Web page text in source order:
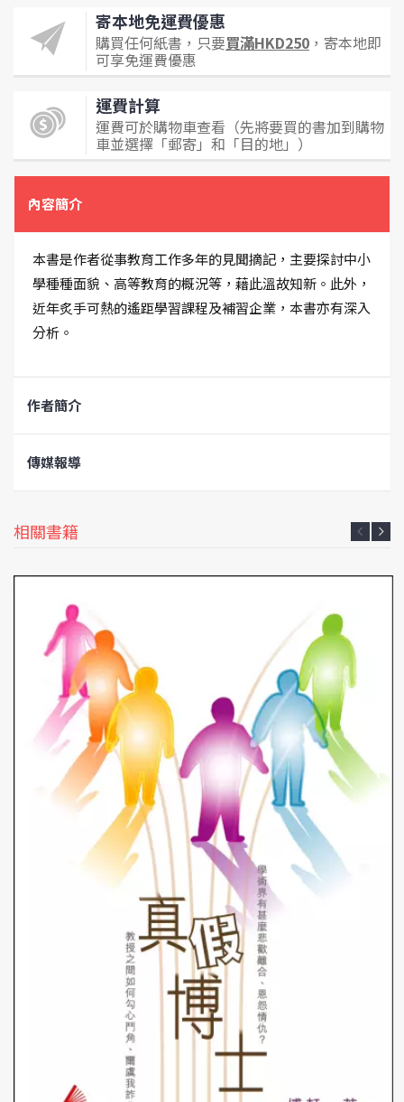
寄本地免運費優惠
購買任何紙書，只要買滿HKD250 ，寄本地即
可享免運費優惠
運費計算
運費可於購物車查看（先將要買的書加到購物
車並選擇「郵寄」和「目的地」）
內容簡介
本書是作者從事教育工作多年的見聞摘記，主要探討中小
學種種面貌、高等教育的概況等，藉此溫故知新。此外，
近年炙手可熱的遙距學習課程及補習企業，本書亦有深入
分析。
作者簡介
傳媒報導
相關書籍